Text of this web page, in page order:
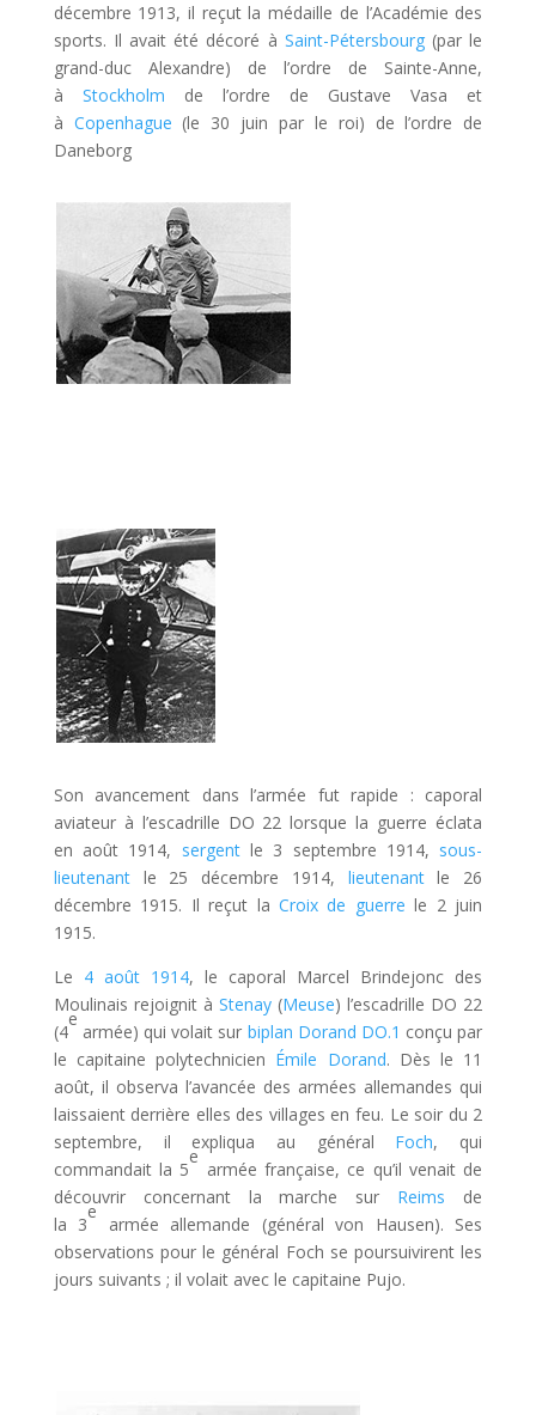
décembre 1913, il reçut la médaille de l’Académie des
sports. Il avait été décoré à Saint-Pétersbourg(par le
grand-duc Alexandre) de l’ordre de Sainte-Anne,
à Stockholm de l’ordre de Gustave Vasa et
à Copenhague (le 30 juin par le roi) de l’ordre de
Daneborg
Son avancement dans l’armée fut rapide : caporal
aviateur à l’escadrille DO 22 lorsque la guerre éclata
en août 1914, sergentle 3 septembre 1914, sous-
lieutenantle 25 décembre 1914, lieutenantle 26
décembre 1915. Il reçut la Croix de guerre le 2 juin
1915.
Le 4 août 1914, le caporal Marcel Brindejonc des
Moulinais rejoignit à Stenay(Meuse) l’escadrille DO 22
(4
e
armée) qui volait sur biplan Dorand DO.1 conçu par
le capitaine polytechnicien Émile Dorand. Dès le 11
août, il observa l’avancée des armées allemandes qui
laissaient derrière elles des villages en feu. Le soir du 2
septembre, il expliqua au général Foch, qui
commandait la 5
e
armée française, ce qu’il venait de
découvrir concernant la marche sur Reims de
la 3
e
armée allemande (général von Hausen). Ses
observations pour le général Foch se poursuivirent les
jours suivants ; il volait avec le capitaine Pujo.